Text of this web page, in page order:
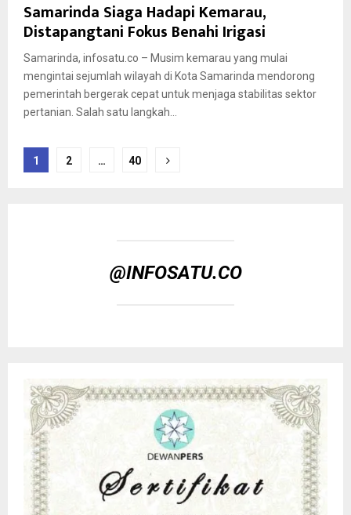
Samarinda Siaga Hadapi Kemarau,
Distapangtani Fokus Benahi Irigasi
Samarinda, infosatu.co – Musim kemarau yang mulai
mengintai sejumlah wilayah di Kota Samarinda mendorong
pemerintah bergerak cepat untuk menjaga stabilitas sektor
pertanian. Salah satu langkah...
Posts
1 2 … 40
@INFOSATU.CO